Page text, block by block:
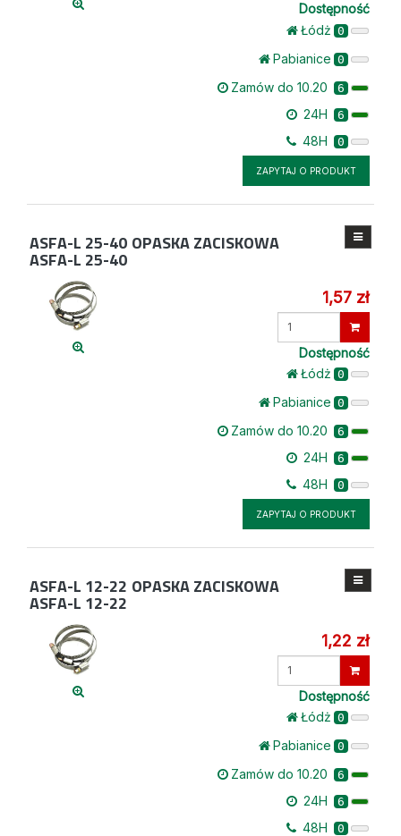
Dostępność
Łódż 0
Pabianice 0
Zamów do 10.20 6
24H 6
48H 0
ZAPYTAJ O PRODUKT
ASFA-L 25-40 OPASKA ZACISKOWA
ASFA-L 25-40
1,57 zł
Wprowadź
Dostępność
Łódż 0
Pabianice 0
Zamów do 10.20 6
24H 6
48H 0
ZAPYTAJ O PRODUKT
ASFA-L 12-22 OPASKA ZACISKOWA
ASFA-L 12-22
1,22 zł
Wprowadź
Dostępność
Łódż 0
Pabianice 0
Zamów do 10.20 6
24H 6
48H 0